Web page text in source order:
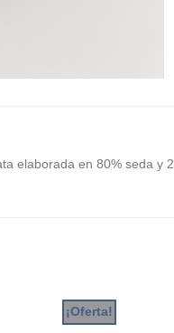
elaborada en 80% seda y
¡Oferta!